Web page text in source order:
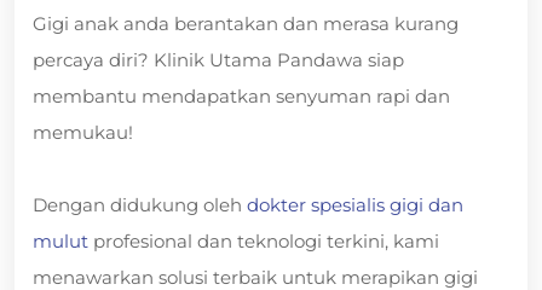
Gigi anak anda berantakan dan merasa kurang
percaya diri? Klinik Utama Pandawa siap
membantu mendapatkan senyuman rapi dan
memukau!
Dengan didukung oleh dokter spesialis gigi dan
mulut profesional dan teknologi terkini, kami
menawarkan solusi terbaik untuk merapikan gigi